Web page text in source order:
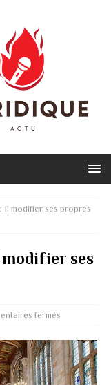
il modifier ses propres
ses
fermés